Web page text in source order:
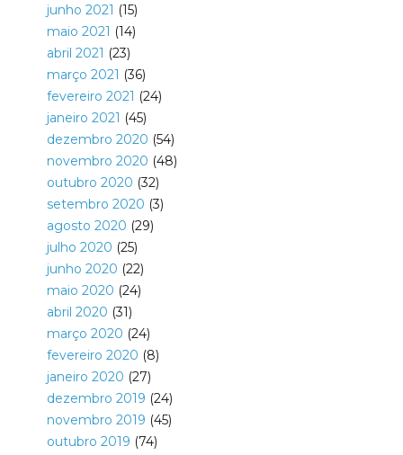
junho 2021 (15)
maio 2021 (14)
abril 2021 (23)
março 2021 (36)
fevereiro 2021 (24)
janeiro 2021 (45)
dezembro 2020 (54)
novembro 2020 (48)
outubro 2020 (32)
setembro 2020 (3)
agosto 2020 (29)
julho 2020 (25)
junho 2020 (22)
maio 2020 (24)
abril 2020 (31)
março 2020 (24)
fevereiro 2020 (8)
janeiro 2020 (27)
dezembro 2019 (24)
novembro 2019 (45)
outubro 2019 (74)